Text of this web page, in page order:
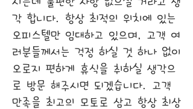
각 합니다. 항상 최적의 위치에 있는
오피스텔만 임대하고 있으며, 고객 여
러분들께서는 걱정 하실 것 하나 없이
오로지 편하게 휴식을 취하실 생각으
로 방문 해주시면 되겠습니다. 고객
만족을 최고의 모토로 삼고 항상 최상